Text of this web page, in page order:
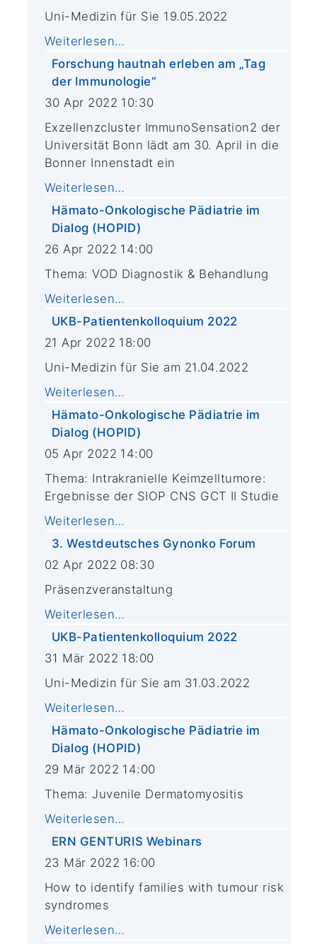
Uni-Medizin für Sie 19.05.2022
Weiterlesen…
Forschung hautnah erleben am „Tag
der Immunologie“
30 Apr 2022 10:30
Exzellenzcluster ImmunoSensation2 der
Universität Bonn lädt am 30. April in die
Bonner Innenstadt ein
Weiterlesen…
Hämato-Onkologische Pädiatrie im
Dialog (HOPID)
26 Apr 2022 14:00
Thema: VOD Diagnostik & Behandlung
Weiterlesen…
UKB-Patientenkolloquium 2022
21 Apr 2022 18:00
Uni-Medizin für Sie am 21.04.2022
Weiterlesen…
Hämato-Onkologische Pädiatrie im
Dialog (HOPID)
05 Apr 2022 14:00
Thema: Intrakranielle Keimzelltumore:
Ergebnisse der SIOP CNS GCT II Studie
Weiterlesen…
3. Westdeutsches Gynonko Forum
02 Apr 2022 08:30
Präsenzveranstaltung
Weiterlesen…
UKB-Patientenkolloquium 2022
31 Mär 2022 18:00
Uni-Medizin für Sie am 31.03.2022
Weiterlesen…
Hämato-Onkologische Pädiatrie im
Dialog (HOPID)
29 Mär 2022 14:00
Thema: Juvenile Dermatomyositis
Weiterlesen…
ERN GENTURIS Webinars
23 Mär 2022 16:00
How to identify families with tumour risk
syndromes
Weiterlesen…